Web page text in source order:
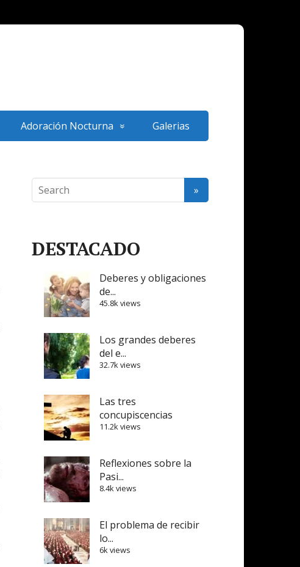
Adoración Nocturna Galerias
DESTACADO
Deberes y obligaciones
de...
45.8k views
Los grandes deberes
del e...
32.7k views
Las tres
concupiscencias
11.2k views
Reflexiones sobre la
Pasi...
8.4k views
El problema de recibir
lo...
6k views